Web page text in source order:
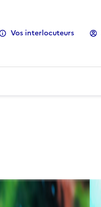
Vos interlocuteurs